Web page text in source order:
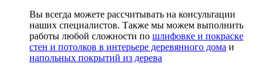
Вы всегда можете рассчитывать на консультации
наших специалистов. Также мы можем выполнить
работы любой сложности по шлифовке и покраске
стен и потолков в интерьере деревянного дома и
напольных покрытий из дерева